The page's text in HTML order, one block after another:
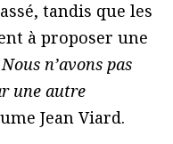
tandis que les
à proposer une
Nous n’avons pas
une autre
Jean Viard.